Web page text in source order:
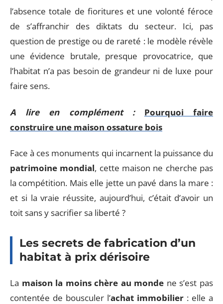
l’absence totale de fioritures et une volonté féroce
de s’affranchir des diktats du secteur. Ici, pas
question de prestige ou de rareté : le modèle révèle
une évidence brutale, presque provocatrice, que
l’habitat n’a pas besoin de grandeur ni de luxe pour
faire sens.
A lire en complément :
Pourquoi faire
construire une maison ossature bois
Face à ces monuments qui incarnent la puissance du
patrimoine mondial, cette maison ne cherche pas
la compétition. Mais elle jette un pavé dans la mare :
et si la vraie réussite, aujourd’hui, c’était d’avoir un
toit sans y sacrifier sa liberté ?
Les secrets de fabrication d’un
habitat à prix dérisoire
La maison la moins chère au monde ne s’est pas
contentée de bousculer l’achat immobilier : elle a